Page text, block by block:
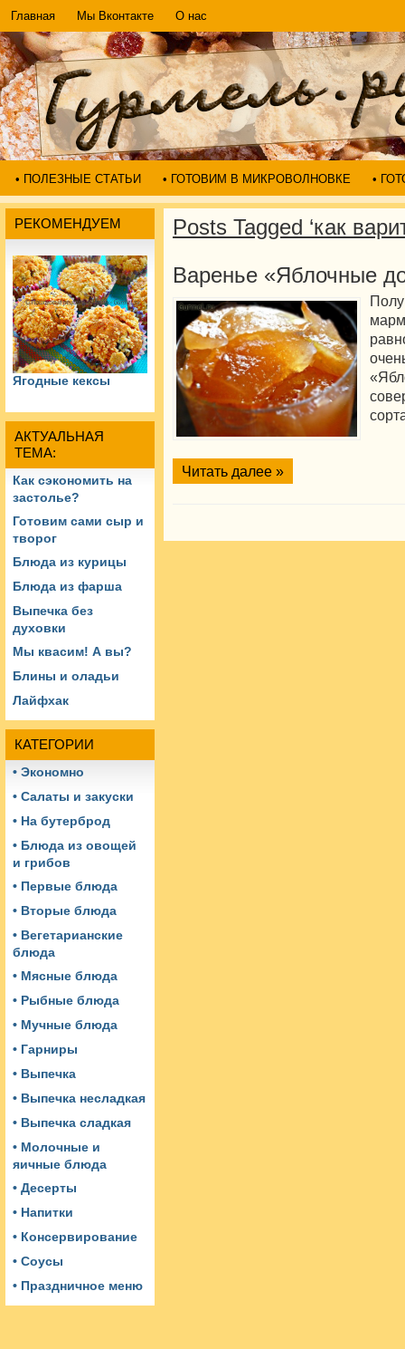
Главная Мы Вконтакте О нас
• ПОЛЕЗНЫЕ СТАТЬИ • ГОТОВИМ В МИКРОВОЛНОВКЕ •
РЕКОМЕНДУЕМ
Ягодные кексы
АКТУАЛЬНАЯ
ТЕМА:
Как сэкономить на
застолье?
Готовим сами сыр и
творог
Блюда из курицы
Блюда из фарша
Выпечка без
духовки
Мы квасим! А вы?
Блины и оладьи
Лайфхак
КАТЕГОРИИ
• Экономно
• Салаты и закуски
• На бутерброд
• Блюда из овощей
и грибов
• Первые блюда
• Вторые блюда
• Вегетарианские
блюда
• Мясные блюда
• Рыбные блюда
• Мучные блюда
• Гарниры
• Выпечка
• Выпечка несладкая
• Выпечка сладкая
• Молочные и
яичные блюда
• Десерты
• Напитки
• Консервирование
• Соусы
• Праздничное меню
Posts Tagged ‘как
Варенье «Яблочные
Читать далее »